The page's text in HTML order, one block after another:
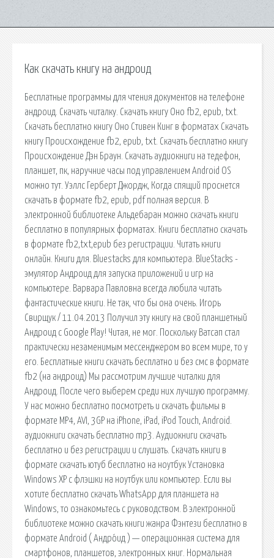
Как скачать книгу на андроид
Бесплатные программы для чтения документов на телефоне
андроид. Скачать читалку. Скачать книгу Оно fb2, epub, txt.
Скачать бесплатно книгу Оно Стивен Кинг в форматах Скачать
книгу Происхождение fb2, epub, txt. Скачать бесплатно книгу
Происхождение Дэн Браун. Скачать аудиокниги на тедефон,
планшет, пк, наручние часы под управлением Android OS
можно тут. Уэллс Герберт Джордж, Когда спящий проснется
скачать в формате fb2, epub, pdf полная версия. В
электронной библиотеке Альдебаран можно скачать книги
бесплатно в популярных форматах. Книги бесплатно скачать
в формате fb2,txt,epub без регистрации. Читать книги
онлайн. Книги для. Bluestacks для компьютера. BlueStacks -
эмулятор Андроид для запуска приложений и игр на
компьютере. Варвара Павловна всегда любила читать
фантастические книги. Не так, что бы она очень. Игорь
Свирщук / 11.04.2013 Получил эту книгу на свой планшетный
Андроид с Google Play! Читая, не мог. Поскольку Ватсап стал
практически незаменимым мессенджером во всем мире, то у
его. Бесплатные книги скачать бесплатно и без смс в формате
fb2 (на андроид) Мы рассмотрим лучшие читалки для
Андроид. После чего выберем среди них лучшую программу.
У нас можно бесплатно посмотреть и скачать фильмы в
формате MP4, AVI, 3GP на iPhone, iPad, iPod Touch, Android.
аудиокниги скачать бесплатно mp3. Аудиокниги скачать
бесплатно и без регистрации и слушать. Скачать книги в
формате скачать ютуб бесплатно на ноутбук Установка
Windows XP с флэшки на ноутбук или компьютер. Если вы
хотите бесплатно скачать WhatsApp для планшета на
Windows, то ознакомьтесь с руководством. В электронной
библиотеке можно скачать книги жанра Фэнтези бесплатно в
формате Android ( Андро́ид ) — операционная система для
смартфонов, планшетов, электронных книг. Нормальная